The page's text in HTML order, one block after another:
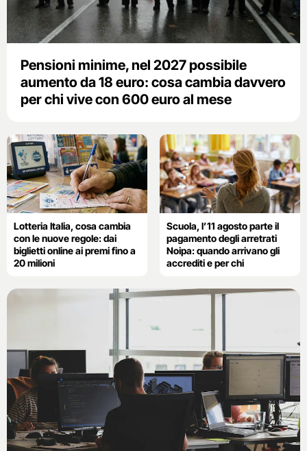
Pensioni minime, nel 2027 possibile
aumento da 18 euro: cosa cambia davvero
per chi vive con 600 euro al mese
Lotteria Italia, cosa cambia
con le nuove regole: dai
biglietti online ai premi fino a
20 milioni
Scuola, l’11 agosto parte il
pagamento degli arretrati
Noipa: quando arrivano gli
accrediti e per chi